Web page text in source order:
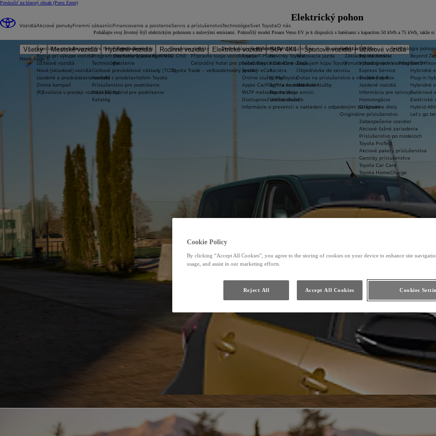
Preskočiť na hlavný obsah (Press Enter)
Vozidlá
Všetky Mestské vozidlá Hybridné vozidlá Rodinné vozidlá Elektrické vozidlá SUV 4X4 Športové vozidlá
Úžitkové vozidlá
Nové Aygo X
HYBRID
Akciové ponuky
Špeciálna ponuka
Bonus pri výkupe vozidla
Úžitkové vozidlá
Nové (skladové) vozidlá
Jazdené a predvádzacie vozidlá
Zimná kampaň
(R)Evolúcia v predaji vozidiel Toyota
Firemní zákazníci
Program pre firmy Toyota Business
Program pre firmy Toyota Business
Technológie
Celkové prevádzkové náklady (TCO)
Kontakt s predstaviteľom Toyota
Príslušenstvo pre podnikanie
Najlepší hybrid pre podnikanie
Katalóg
Toyota prestavby
Základné informácie
Ponuka dostupných vozidiel
Financovanie a poistenie
Financovanie
Operatívny leasing KINTO ONE
Poistenie
Servis a príslušenstvo
Sezónne ponuky
Připravte svoje vozidlo na jar
Celoročný hotel pre pneumatiky
Toyota Trade – veľkoobchodný predaj
Servis a údržba
Toyota Servis
Výhodný servis - Program 3+
Express Service
Služba Key Box
Jazdené vozidlá
Informácia pre servisy
Homologácie
Originálne diely
Originálne príslušenstvo
Zabezpečenie vozidiel
Akciové ťažné zariadenia
Príslušenstvo po modeloch
Toyota ProTect
Akciové pakety príslušenstva
Cenníky príslušenstva
Toyota Car Care
Toyota HomeCharge
Technológie
Technológie a konektivita
Toyota T-Mate
Súťaž Toyota Car Care
Systém eCall
Online služby/MyToyota
Apple CarPlay™ a Android Auto®
WLTP metodika merania emisii
Dostupnosť online služieb
Informácie o prevencii a nakladaní s odpadovými batériami
Technológia
Beyond
Hybridné
Plug-in
Hybridné
Batériové
Elektrické
Hybrid 48V
Let's go
Svet Toyota
Svet Toyota
Novinky Toyota
Kontaktné údaje
Kariéra
O nas
Toyota vo svete
Toyota Way
Udržateľnosť
O nás
Kontaktujte nás
Testovacia jazda
Zvažujem kúpu Toyoty
Objednávka do servisu
Dotaz na príslušenstvo a náhradný diel
Ostatné služby
Elektrický pohon
Poháňajte svoj životný štýl elektrickým pohonom s nulovými emisiami. Pokročilý model Proace Verso EV je k dispozícii s batériami s kapacitou 50 kWh a 75 kWh, takže
Cookie Policy
By clicking “Accept All Cookies”, you agree to the storing of cookies on your device to enhance site
usage, and assist in our marketing efforts.
Cookies
Reject All Accept All Cookies